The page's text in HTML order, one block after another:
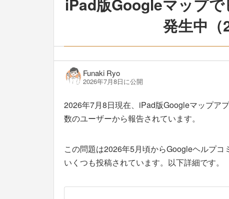
発生中（
Funaki Ryo
2026年7月8日に公開
2026年7月8日現在、iPad版Googleマップアプ
数のユーザーから報告されています。
この問題は2026年5月頃からGoogleヘルプ
いくつも投稿されています。以下詳細です。